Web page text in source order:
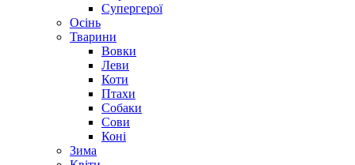
Супергерої
Осінь
Тварини
Вовки
Леви
Коти
Птахи
Собаки
Сови
Коні
Зима